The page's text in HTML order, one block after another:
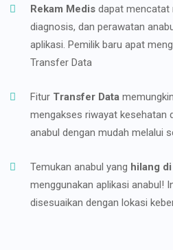
Rekam Medis dapat mencatat
diagnosis, dan perawatan
aplikasi. Pemilik baru apat
Transfer Data
Fitur Transfer Data
mengakses riwayat kesehatan
anabul dengan mudah melalui
Temukan anabul yang hilang
menggunakan aplikasi anabul!
disesuaikan dengan lokasi